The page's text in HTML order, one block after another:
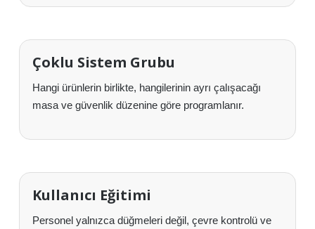
Çoklu Sistem Grubu
Hangi ürünlerin birlikte, hangilerinin ayrı çalışacağı
masa ve güvenlik düzenine göre programlanır.
Kullanıcı Eğitimi
Personel yalnızca düğmeleri değil, çevre kontrolü ve